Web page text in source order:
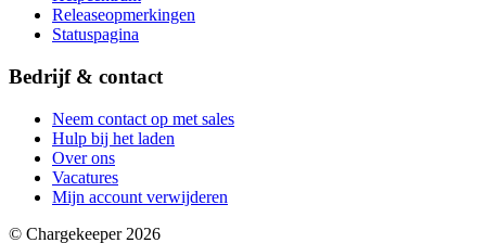
Releaseopmerkingen
Statuspagina
Bedrijf & contact
Neem contact op met sales
Hulp bij het laden
Over ons
Vacatures
Mijn account verwijderen
© Chargekeeper 2026